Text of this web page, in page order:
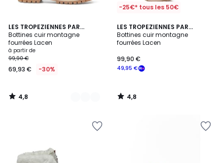
LES TROPEZIENNES PAR
M.BELARBI
Bottines cuir montagne
fourrées Lacen
à partir de
99,90 €
69,93 € -30%
4,8
/ 5
4
Couleurs
4,8
/
-25€* tous les 50€
LES TROPEZIENNES PAR
M.BELARBI
Bottines cuir montagne
fourrées Lacen
49,95 €
99,90 €
4,8
/ 5
4,8
/